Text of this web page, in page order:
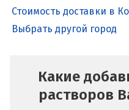
Стоимость доставки в
Выбрать другой город
Какие
растворов